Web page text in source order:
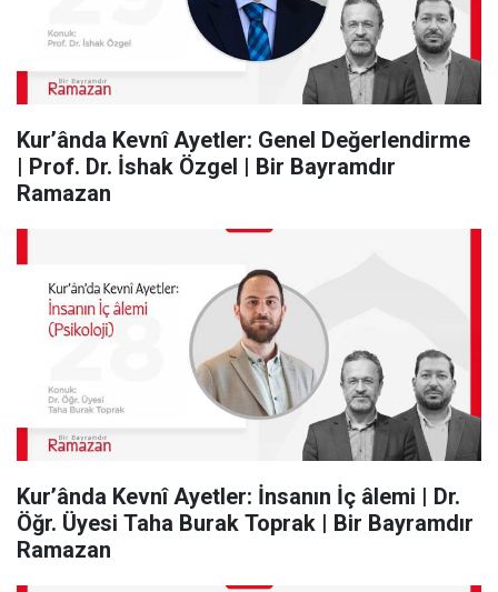
Kur’ânda Kevnî Ayetler: Genel Değerlendirme
| Prof. Dr. İshak Özgel | Bir Bayramdır
Ramazan
Kur’ânda Kevnî Ayetler: İnsanın İç âlemi | Dr.
Öğr. Üyesi Taha Burak Toprak | Bir Bayramdır
Ramazan